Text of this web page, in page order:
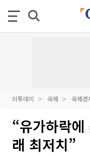
이투데이 국제 국제경
“유가하락
래 최저치”